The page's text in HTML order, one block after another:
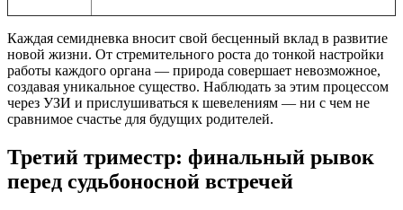
Каждая семидневка вносит свой бесценный вклад в развитие
новой жизни. От стремительного роста до тонкой настройки
работы каждого органа — природа совершает невозможное,
создавая уникальное существо. Наблюдать за этим процессом
через УЗИ и прислушиваться к шевелениям — ни с чем не
сравнимое счастье для будущих родителей.
Третий триместр: финальный рывок
перед судьбоносной встречей